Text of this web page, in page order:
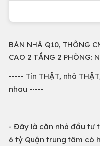
BÁN NHÀ Q10, THÔNG
CAO 2 TẦNG 2 PHÒNG:
----- Tin THẬT, nhà
nhau -----
- Đây là căn nhà đầu tư
6 tỷ Quận trung tâm có